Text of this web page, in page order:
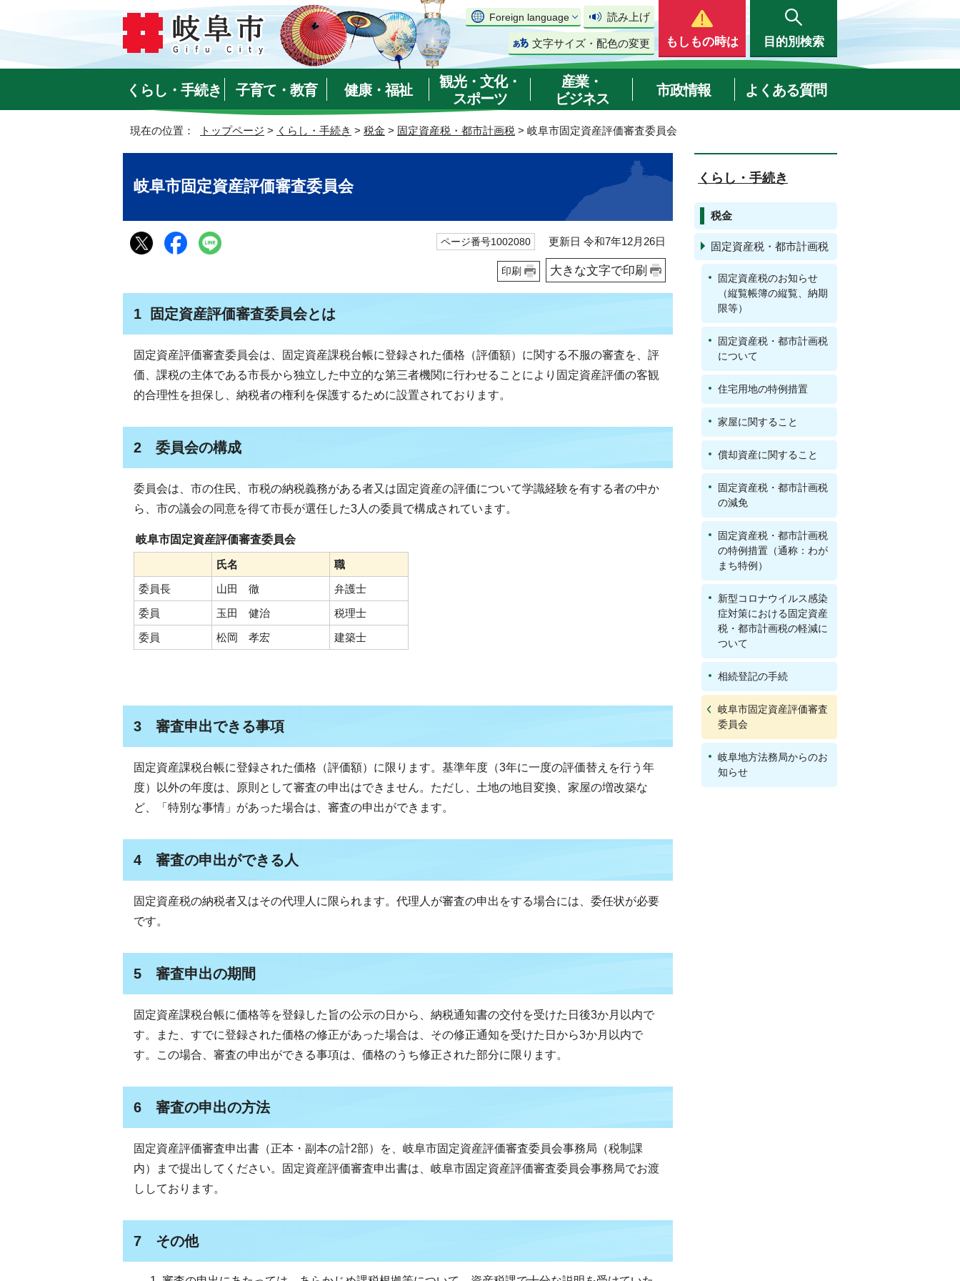
Foreign language 読み上げ
文字サイズ・配色の変更 もしもの時は 目的別検索
くらし・手続き 子育て・教育 健康・福祉
観光・文化・
スポーツ
産業・
ビジネス
市政情報 よくある質問
現在の位置： トップページ > くらし・手続き > 税金 > 固定資産税・都市計画税 > 岐阜市固定資産評価審査委員会
岐阜市固定資産評価審査委員会
ページ番号1002080 更新日 令和7年12月26日
印刷 大きな文字で印刷
1 固定資産評価審査委員会とは
固定資産評価審査委員会は、固定資産課税台帳に登録された価格（評価額）に関する不服の審査を、評
価、課税の主体である市長から独立した中立的な第三者機関に行わせることにより固定資産評価の客観
的合理性を担保し、納税者の権利を保護するために設置されております。
2 委員会の構成
委員会は、市の住民、市税の納税義務がある者又は固定資産の評価について学識経験を有する者の中か
ら、市の議会の同意を得て市長が選任した3人の委員で構成されています。
岐阜市固定資産評価審査委員会
氏名
職
委員長
山田 徹
弁護士
委員
玉田 健治
税理士
委員
松岡 孝宏 建築士
3 審査申出できる事項
固定資産課税台帳に登録された価格（評価額）に限ります。基準年度（3年に一度の評価替えを行う年
度）以外の年度は、原則として審査の申出はできません。ただし、土地の地目変換、家屋の増改築な
ど、「特別な事情」があった場合は、審査の申出ができます。
4 審査の申出ができる人
固定資産税の納税者又はその代理人に限られます。代理人が審査の申出をする場合には、委任状が必要
です。
5 審査申出の期間
固定資産課税台帳に価格等を登録した旨の公示の日から、納税通知書の交付を受けた日後3か月以内で
す。また、すでに登録された価格の修正があった場合は、その修正通知を受けた日から3か月以内で
す。この場合、審査の申出ができる事項は、価格のうち修正された部分に限ります。
6 審査の申出の方法
固定資産評価審査申出書（正本・副本の計2部）を、岐阜市固定資産評価審査委員会事務局（税制課
内）まで提出してください。固定資産評価審査申出書は、岐阜市固定資産評価審査委員会事務局でお渡
ししております。
7 その他
くらし・手続き
税金
固定資産税・都市計画税
固定資産税のお知らせ
（縦覧帳簿の縦覧、納期
限等）
固定資産税・都市計画税
について
住宅用地の特例措置
家屋に関すること
償却資産に関すること
固定資産税・都市計画税
の減免
固定資産税・都市計画税
の特例措置（通称：わが
まち特例）
新型コロナウイルス感染
症対策における固定資産
税・都市計画税の軽減に
ついて
相続登記の手続
岐阜市固定資産評価審査
委員会
岐阜地方法務局からのお
知らせ